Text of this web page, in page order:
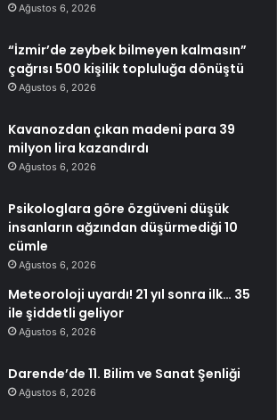
Ağustos 6, 2026
“İzmir’de zeybek bilmeyen kalmasın”
çağrısı 500 kişilik topluluğa dönüştü
Ağustos 6, 2026
Kavanozdan çıkan madeni para 39
milyon lira kazandırdı
Ağustos 6, 2026
Psikologlara göre özgüveni düşük
insanların ağzından düşürmediği 10
cümle
Ağustos 6, 2026
Meteoroloji uyardı! 21 yıl sonra ilk… 35
ile şiddetli geliyor
Ağustos 6, 2026
Darende’de 11. Bilim ve Sanat Şenliği
Ağustos 6, 2026